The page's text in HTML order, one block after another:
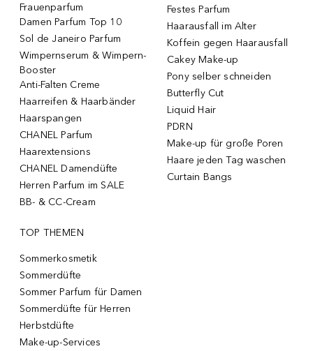
Frauenparfum
Damen Parfum Top 10
Sol de Janeiro Parfum
Wimpernserum & Wimpern-
Booster
Anti-Falten Creme
Haarreifen & Haarbänder
Haarspangen
CHANEL Parfum
Haarextensions
CHANEL Damendüfte
Herren Parfum im SALE
BB- & CC-Cream
Festes Parfum
Haarausfall im Alter
Koffein gegen Haarausfall
Cakey Make-up
Pony selber schneiden
Butterfly Cut
Liquid Hair
PDRN
Make-up für große Poren
Haare jeden Tag waschen
Curtain Bangs
TOP THEMEN
Sommerkosmetik
Sommerdüfte
Sommer Parfum für Damen
Sommerdüfte für Herren
Herbstdüfte
Make-up-Services